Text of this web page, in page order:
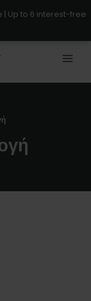
| Up to 6 interest-free